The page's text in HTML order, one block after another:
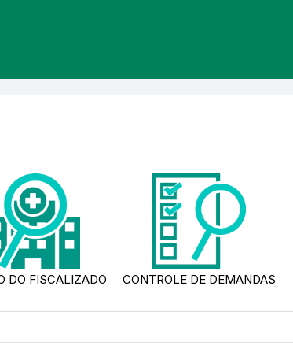
DO FISCALIZADO CONTROLE DE DEMANDAS